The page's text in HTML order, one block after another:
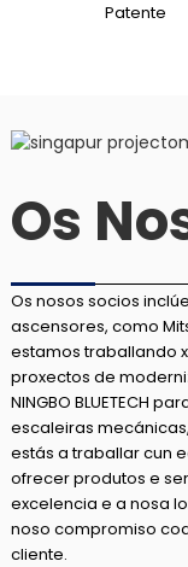
Patente
Os
Os nosos socios
ascensores, como
estamos traballando
proxectos de
NINGBO BLUETECH
escaleiras
estás a traballar cun
ofrecer produtos e
excelencia e a nosa
noso compromiso
cliente.